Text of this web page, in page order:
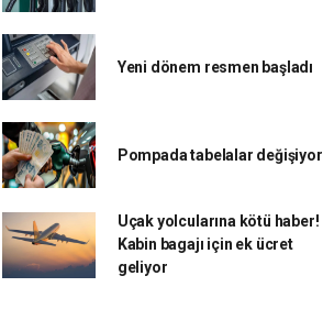
Yeni dönem resmen başladı
Pompada tabelalar değişiyor
Uçak yolcularına kötü haber!
Kabin bagajı için ek ücret
geliyor